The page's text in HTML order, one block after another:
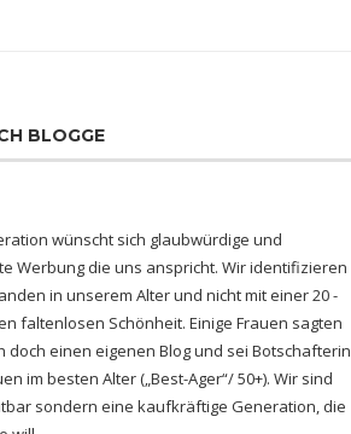
BLOGGE
wünscht sich glaubwürdige und
Werbung die uns anspricht. Wir identifizieren
in unserem Alter und nicht mit einer 20 -
faltenlosen Schönheit. Einige Frauen sagten
doch einen eigenen Blog und sei Botschafterin
im besten Alter („Best-Ager“/ 50+). Wir sind
sondern eine kaufkräftige Generation, die